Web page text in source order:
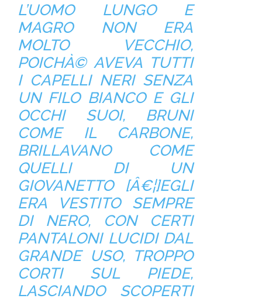
L’UOMO LUNGO E
MAGRO NON ERA
MOLTO VECCHIO,
POICHÀ© AVEVA TUTTI
I CAPELLI NERI SENZA
UN FILO BIANCO E GLI
OCCHI SUOI, BRUNI
COME IL CARBONE,
BRILLAVANO COME
QUELLI DI UN
GIOVANETTO [Â€¦]EGLI
ERA VESTITO SEMPRE
DI NERO, CON CERTI
PANTALONI LUCIDI DAL
GRANDE USO, TROPPO
CORTI SUL PIEDE,
LASCIANDO SCOPERTI